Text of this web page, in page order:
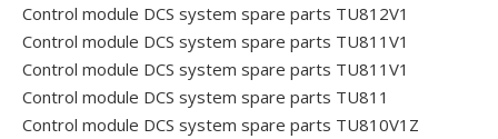
Control module DCS system spare parts TU812V1
Control module DCS system spare parts TU811V1
Control module DCS system spare parts TU811V1
Control module DCS system spare parts TU811
Control module DCS system spare parts TU810V1Z